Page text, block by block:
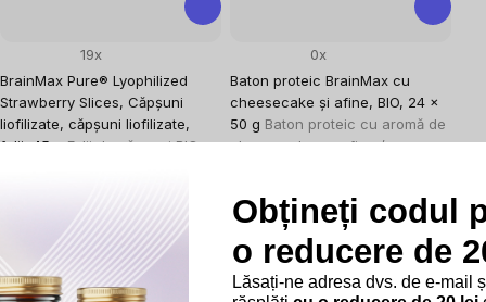
BrainMax Pure® Lyophilized
Strawberry Slices, Căpșuni
liofilizate, căpșuni liofilizate,
felii, 45 gFelii de căpșuni BIO
19x
55,89 lei / 100 g
27,95 lei
Baton proteic BrainMax cu
cheesecake și afine, BIO, 24 x
50 g Baton proteic cu aromă de
cheesecake cu afine /
0x
276,14 lei
Evaluare
preţ:
23,01 lei / 100 g
306,83 lei
Obțineți codul
o reducere de
Lăsați-ne adresa dvs. de e-mail